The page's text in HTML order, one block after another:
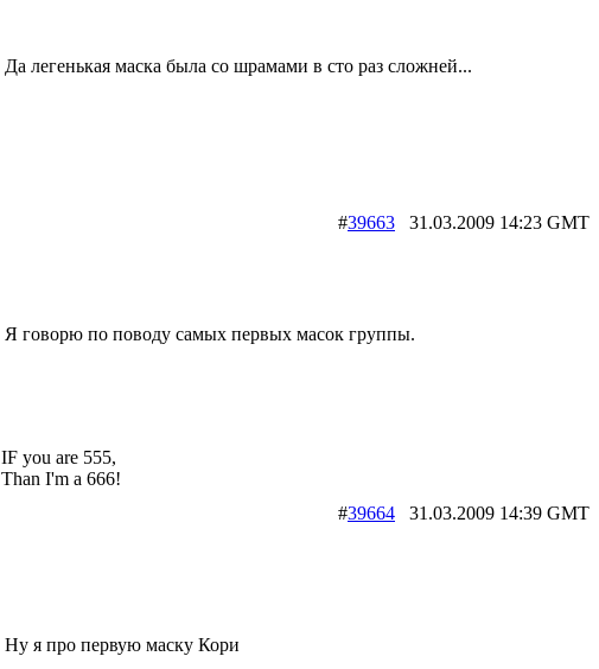
Да легенькая маска была со шрамами в сто раз сложней...
#39663 31.03.2009 14:23
Я говорю по поводу самых первых масок группы.
IF you are 555,
Than I'm a 666!
#39664 31.03.2009 14:39
Ну я про первую маску Кори